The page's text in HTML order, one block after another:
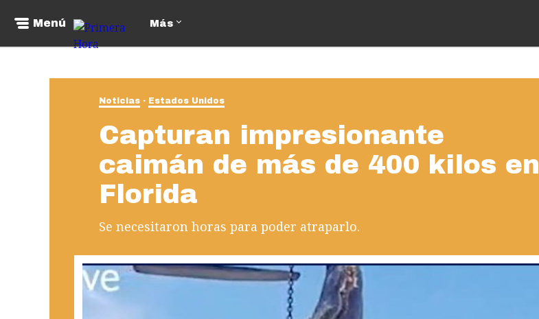
Menú Más
Noticias Estados Unidos
Capturan impresionante
caimán de más de 400 kilos en
Florida
Se necesitaron horas para poder atraparlo.